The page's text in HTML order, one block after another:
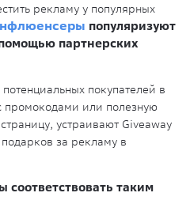
рекламу у популярных
популяризуют
партнерских
покупателей в
промокодами или полезную
устраивают Giveaway
за рекламу в
таким